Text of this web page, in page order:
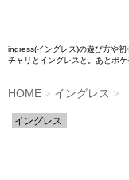
ingress(イングレス)の遊び方や
チャリとイングレスと。あとポケ
HOME > イングレス >
イングレス